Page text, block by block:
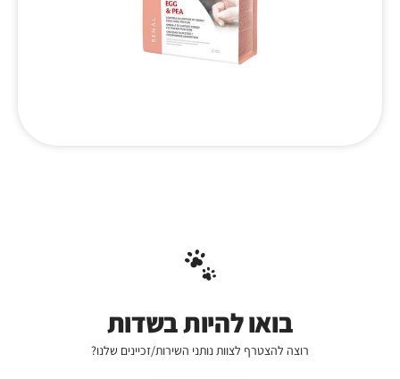
בואו להיות בשדות
רוצה להצטרף לצוות נותני השירות/זכיינים שלנו?